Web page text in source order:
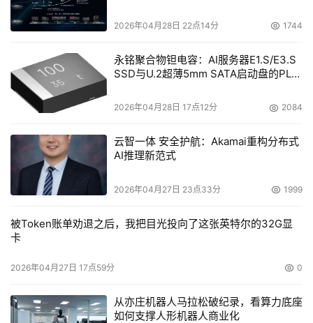
本文来源于DOIT传媒，文章内容仅供参考，不构成投资建议。
2026年04月28日 22点14分 1744
永铭聚合物钽电容：AI服务器E1.S/E3.S
SSD与U.2超薄5mm SATA启动盘的PLP
2026年04月28日 17点12分 2084
云智一体 安全护航：Akamai重构分布式
AI推理新范式
2026年04月27日 23点33分 1999
被Token账单劝退之后，我把目光投向了这张英特尔的32G显
卡
2026年04月27日 17点59分 0
从亦庄机器人马拉松破纪录，看算力底座
如何支撑人形机器人商业化